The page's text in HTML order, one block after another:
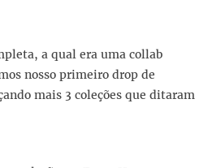
a qual era uma collab
nosso primeiro drop de
mais 3 coleções que ditaram